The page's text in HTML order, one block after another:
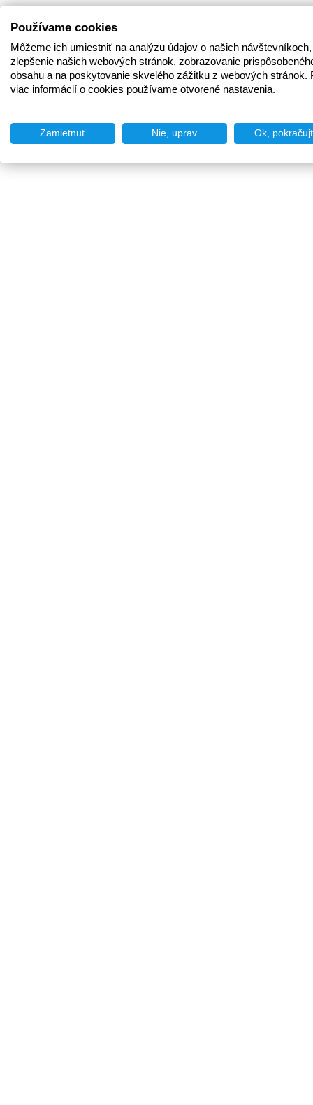
Používame cookies
Môžeme ich umiestniť na analýzu údajov o našich
zlepšenie našich webových stránok, zobrazovanie
obsahu a na poskytovanie skvelého zážitku z webových stránok.
viac informácií o cookies používame otvorené nastavenia.
Zamietnuť Nie, uprav Ok,